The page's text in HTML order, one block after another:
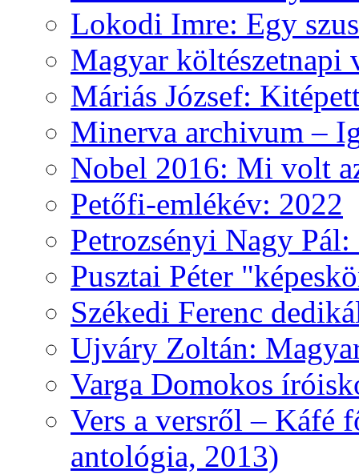
Lokodi Imre: Egy
Magyar költészetnapi
Máriás József:
Minerva archivum –
Nobel 2016: Mi volt
Petőfi-emlékév: 2022
Petrozsényi Nagy
Pusztai Péter
Székedi Ferenc
Ujváry Zoltán:
Varga Domokos
Vers a versről – Káfé
antológia, 2013)